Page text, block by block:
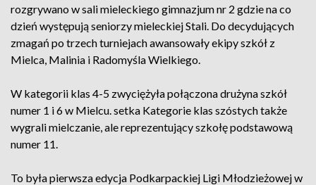
rozgrywano w sali mieleckiego gimnazjum nr 2 gdzie na co
dzień występują seniorzy mieleckiej Stali. Do decydujących
zmagań po trzech turniejach awansowały ekipy szkół z
Mielca, Malinia i Radomyśla Wielkiego.
W kategorii klas 4-5 zwyciężyła połączona drużyna szkół
numer 1 i 6 w Mielcu. setka Kategorie klas szóstych także
wygrali mielczanie, ale reprezentujący szkołę podstawową
numer 11.
To była pierwsza edycja Podkarpackiej Ligi Młodzieżowej w